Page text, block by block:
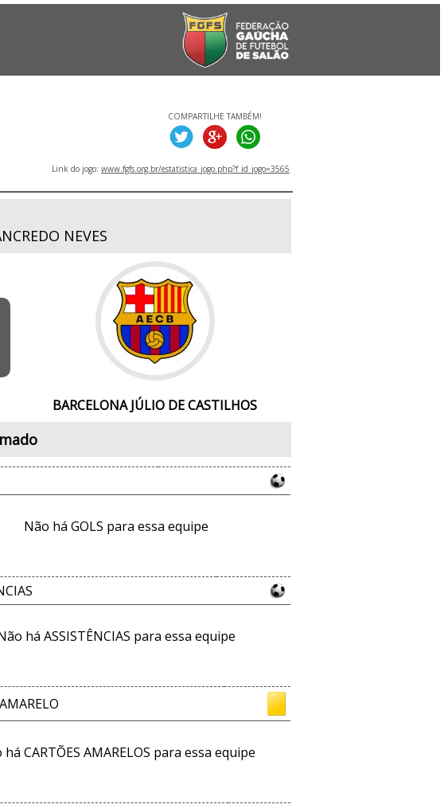
COMPARTILHE TAMBÉM!
Link do jogo: www.fgfs.org.br/estatistica_jogo.php?f_id_jogo=3565
NEVES
BARCELONA JÚLIO DE CASTILHOS
Não há GOLS para essa equipe
há ASSISTÊNCIAS para essa equipe
há CARTÕES AMARELOS para essa equipe